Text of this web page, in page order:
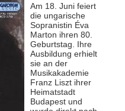
Am 18. Juni feiert
die ungarische
Sopranistin Éva
Marton ihren 80.
Geburtstag. Ihre
Ausbildung erhielt
sie an der
Musikakademie
Franz Liszt ihrer
Heimatstadt
Budapest und